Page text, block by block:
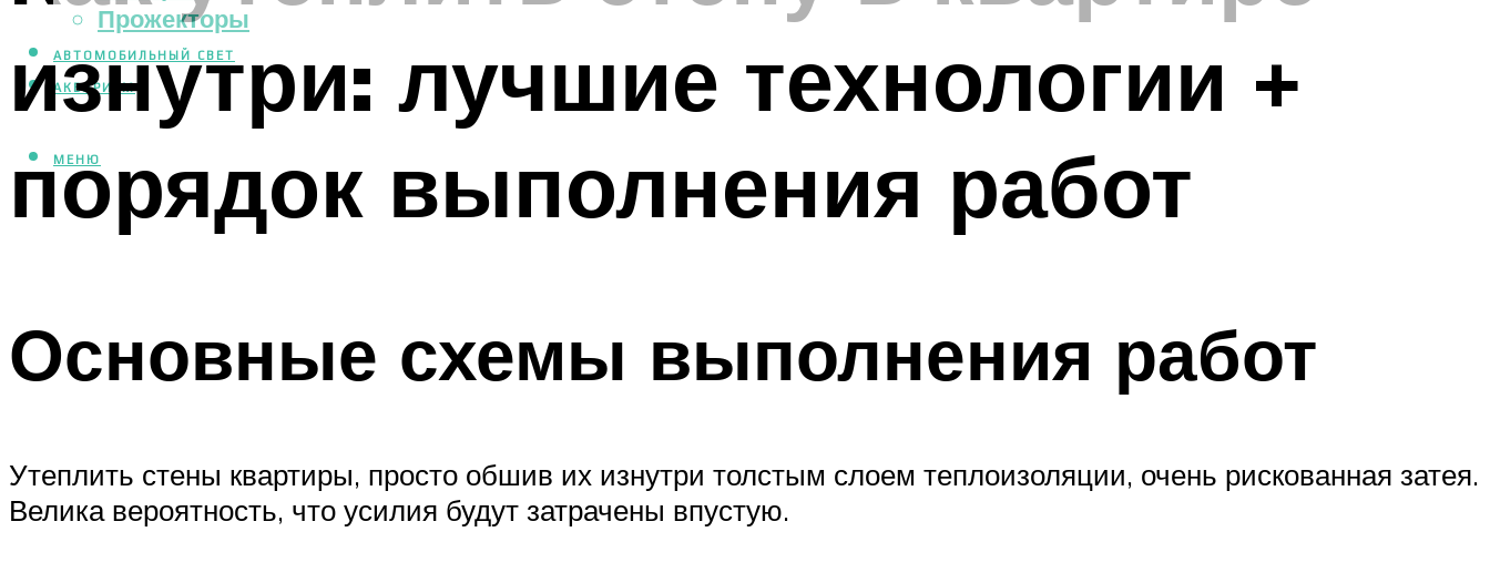
Прожекторы
АВТОМОБИЛЬНЫЙ СВЕТ
АКВАРИУМ
МЕНЮ
изнутри: лучшие технологии +
порядок выполнения работ
Основные схемы выполнения работ
Утеплить стены квартиры, просто обшив их изнутри толстым слоем теплоизоляции, очень рискованная затея.
Велика вероятность, что усилия будут затрачены впустую.